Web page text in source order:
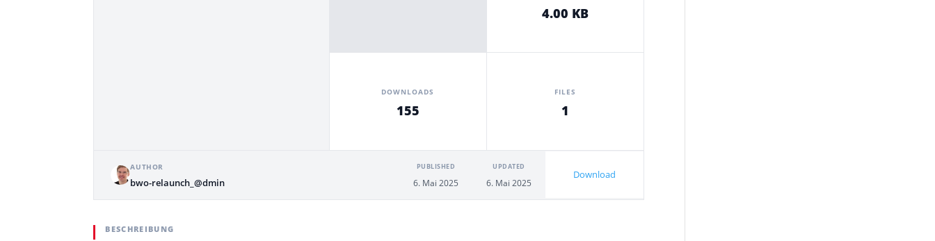
4.00 KB
DOWNLOADS
155
FILES
1
AUTHOR
bwo-relaunch_@dmin
PUBLISHED
6. Mai 2025
UPDATED
6. Mai 2025
Download
BESCHREIBUNG